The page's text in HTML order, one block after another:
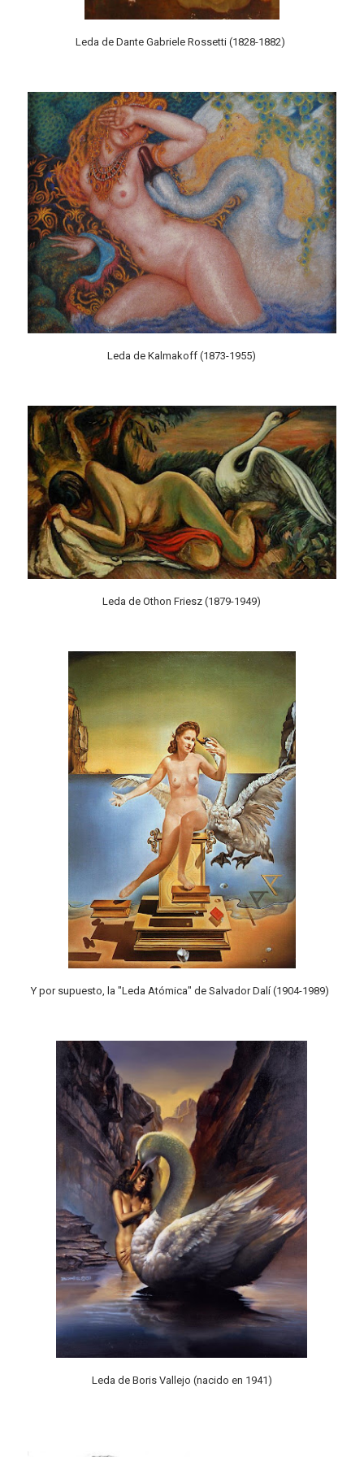
Leda de Dante Gabriele Rossetti (1828-1882)
Leda de Kalmakoff (1873-1955)
Leda de Othon Friesz (1879-1949)
Y por supuesto, la "Leda Atómica" de Salvador Dalí (1904-1989)
Leda de Boris Vallejo (nacido en 1941)